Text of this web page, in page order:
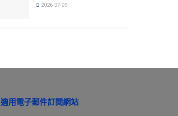
2026-07-09
適用電子郵件訂閱網站